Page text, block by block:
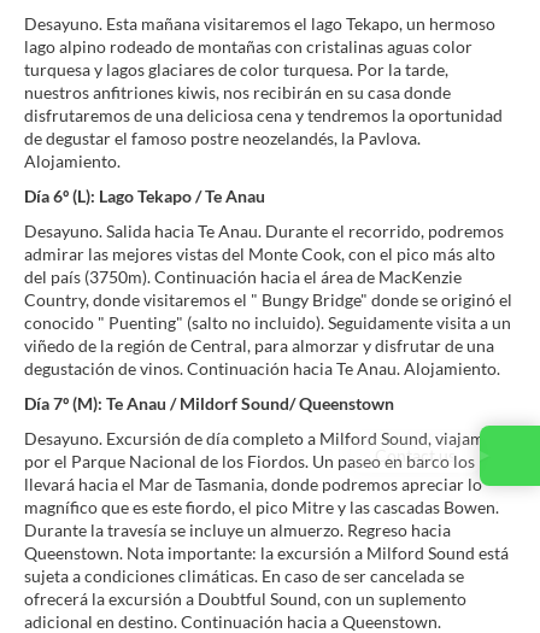
Desayuno. Esta mañana visitaremos el lago Tekapo, un hermoso
lago alpino rodeado de montañas con cristalinas aguas color
turquesa y lagos glaciares de color turquesa. Por la tarde,
nuestros anfitriones kiwis, nos recibirán en su casa donde
disfrutaremos de una deliciosa cena y tendremos la oportunidad
de degustar el famoso postre neozelandés, la Pavlova.
Alojamiento.
Día 6º (L): Lago Tekapo / Te Anau
Desayuno. Salida hacia Te Anau. Durante el recorrido, podremos
admirar las mejores vistas del Monte Cook, con el pico más alto
del país (3750m). Continuación hacia el área de MacKenzie
Country, donde visitaremos el " Bungy Bridge" donde se originó el
conocido " Puenting" (salto no incluido). Seguidamente visita a un
viñedo de la región de Central, para almorzar y disfrutar de una
degustación de vinos. Continuación hacia Te Anau. Alojamiento.
Día 7º (M): Te Anau / Mildorf Sound/ Queenstown
Desayuno. Excursión de día completo a Milford Sound, viajamos
por el Parque Nacional de los Fiordos. Un paseo en barco los
llevará hacia el Mar de Tasmania, donde podremos apreciar lo
magnífico que es este fiordo, el pico Mitre y las cascadas Bowen.
Durante la travesía se incluye un almuerzo. Regreso hacia
Queenstown. Nota importante: la excursión a Milford Sound está
sujeta a condiciones climáticas. En caso de ser cancelada se
ofrecerá la excursión a Doubtful Sound, con un suplemento
adicional en destino. Continuación hacia a Queenstown.
Contact us